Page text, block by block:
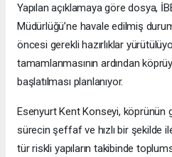
Yapılan açıklamaya göre dosya,
Müdürlüğü’ne havale edilmiş
öncesi gerekli hazırlıklar
tamamlanmasının ardından
başlatılması planlanıyor.
Esenyurt Kent Konseyi, köprünün
sürecin şeffaf ve hızlı bir şekilde
tür riskli yapıların takibinde